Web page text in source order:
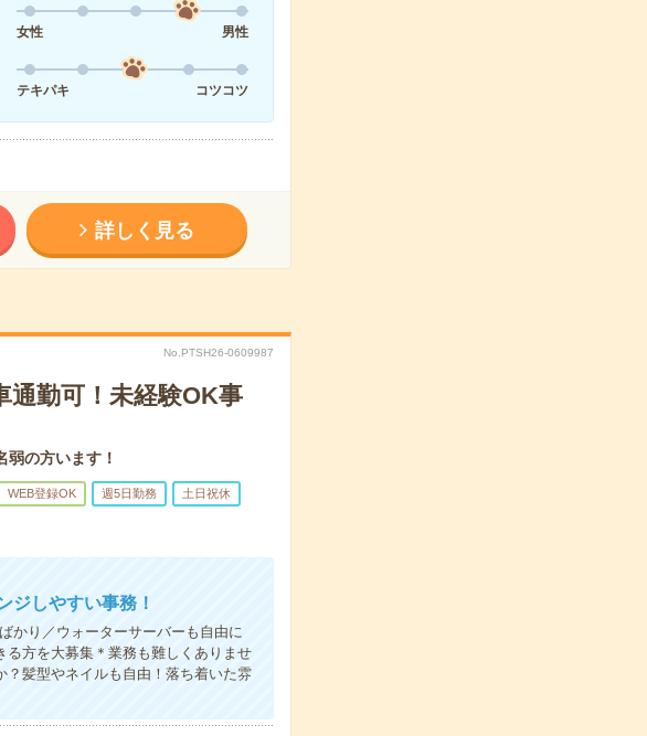
女性
男性
テキパキ
コツコツ
詳しく見る
No.PTSH26-0609987
通勤可！未経験OK事
の方います！
WEB登録OK 週5日勤務 土日祝休
ジしやすい事務！
かり／ウォーターサーバーも自由に
方を大募集＊業務も難しくありませ
髪型やネイルも自由！落ち着いた雰